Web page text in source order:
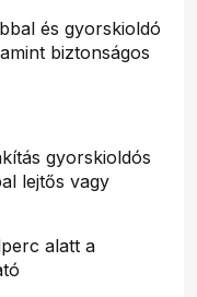
és gyorskioldó
biztonságos
gyorskioldós
lejtős vagy
alatt a